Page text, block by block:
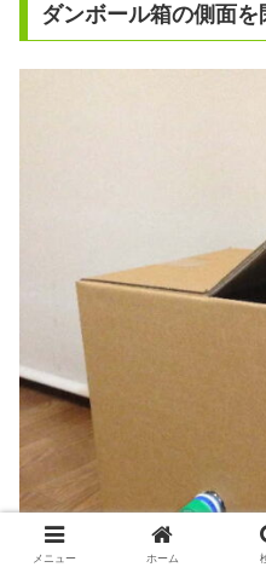
ダンボール箱の側面
メニュー ホーム